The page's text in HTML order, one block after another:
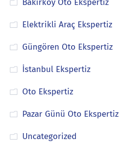
Bakırköy Oto Ekspertiz
Elektrikli Araç Ekspertiz
Güngören Oto Ekspertiz
İstanbul Ekspertiz
Oto Ekspertiz
Pazar Günü Oto Ekspertiz
Uncategorized